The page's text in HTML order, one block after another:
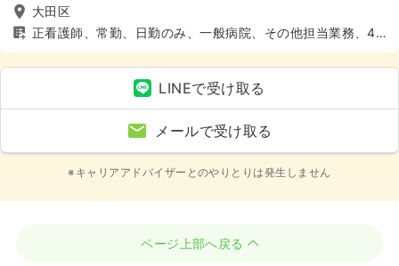
大田区
正看護師、常勤、日勤のみ、一般病院、その他担当業務、4
週8休以上
LINEで受け取る
メールで受け取る
※キャリアアドバイザーとのやりとりは発生しません
ページ上部へ戻る